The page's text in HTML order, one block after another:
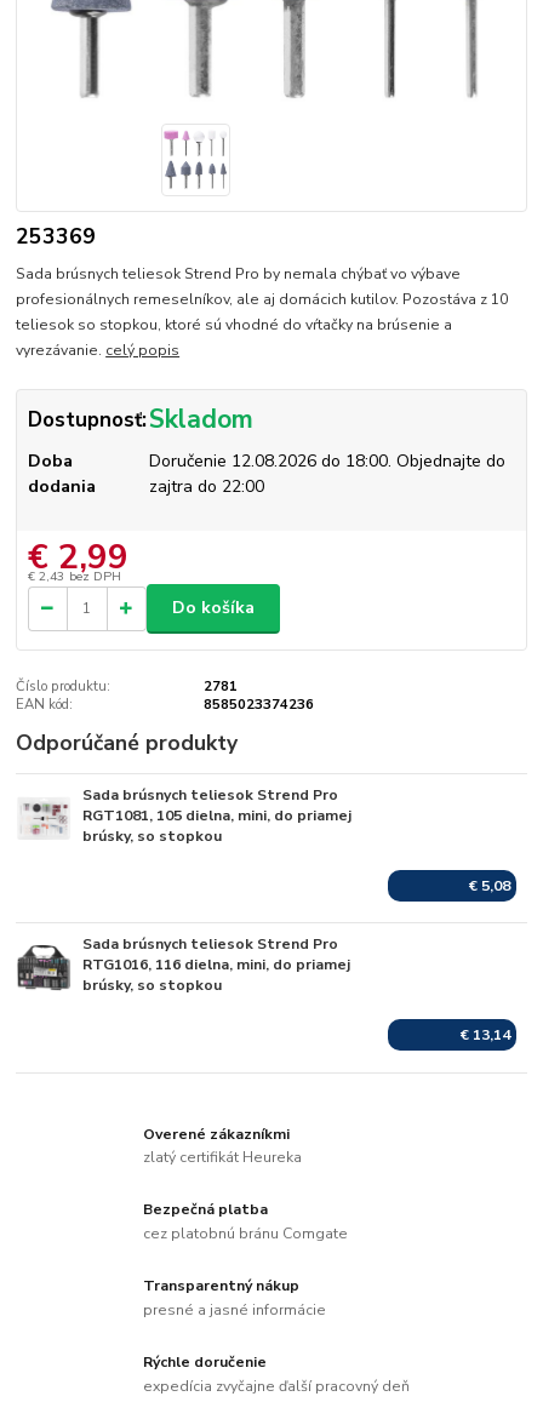
253369
Sada brúsnych teliesok Strend Pro by nemala chýbať vo výbave
profesionálnych remeselníkov, ale aj domácich kutilov. Pozostáva z 10
teliesok so stopkou, ktoré sú vhodné do vŕtačky na brúsenie a
vyrezávanie. celý popis
Dostupnosť:Skladom
Doba
dodania
Doručenie 12.08.2026 do 18:00. Objednajte do
zajtra do 22:00
€ 2,99
€ 2,43 bez DPH
Do košíka
Číslo produktu:
2781
EAN kód:
8585023374236
Odporúčané produkty
Sada brúsnych teliesok Strend Pro
RGT1081, 105 dielna, mini, do priamej
brúsky, so stopkou
€ 5,08
Sada brúsnych teliesok Strend Pro
RTG1016, 116 dielna, mini, do priamej
brúsky, so stopkou
€ 13,14
Overené zákazníkmi
zlatý certifikát Heureka
Bezpečná platba
cez platobnú bránu Comgate
Transparentný nákup
presné a jasné informácie
Rýchle doručenie
expedícia zvyčajne ďalší pracovný deň